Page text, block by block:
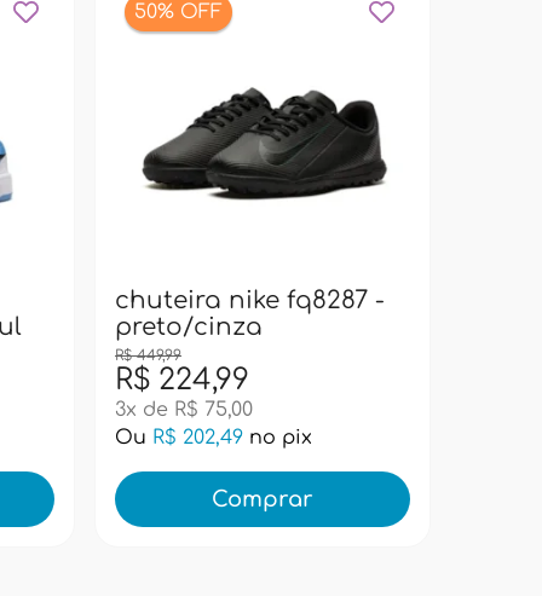
50% OFF
chuteira nike fq8287 -
preto/cinza
R$ 224,99
R$ 449,99
3x de R$ 75,00
Ou R$ 202,49 no pix
Comprar